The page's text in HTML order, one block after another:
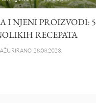
I NJENI PROIZVODI: 5
RECEPATA
28.08.2023.